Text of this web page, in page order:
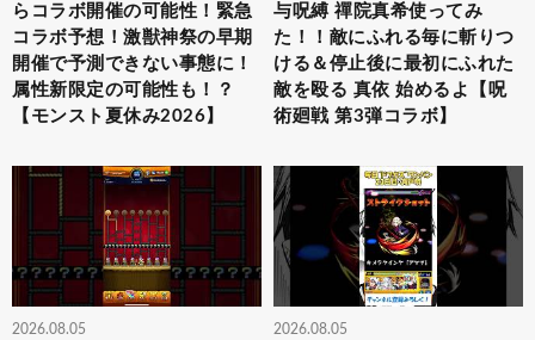
らコラボ開催の可能性！緊急
コラボ予想！激獣神祭の早期
開催で予測できない事態に！
属性新限定の可能性も！？
【モンスト夏休み2026】
与呪縛 禪院真希使ってみ
た！！敵にふれる毎に斬りつ
ける＆停止後に最初にふれた
敵を殴る 真依 始めるよ【呪
術廻戦 第3弾コラボ】
2026.08.05 2026.08.05